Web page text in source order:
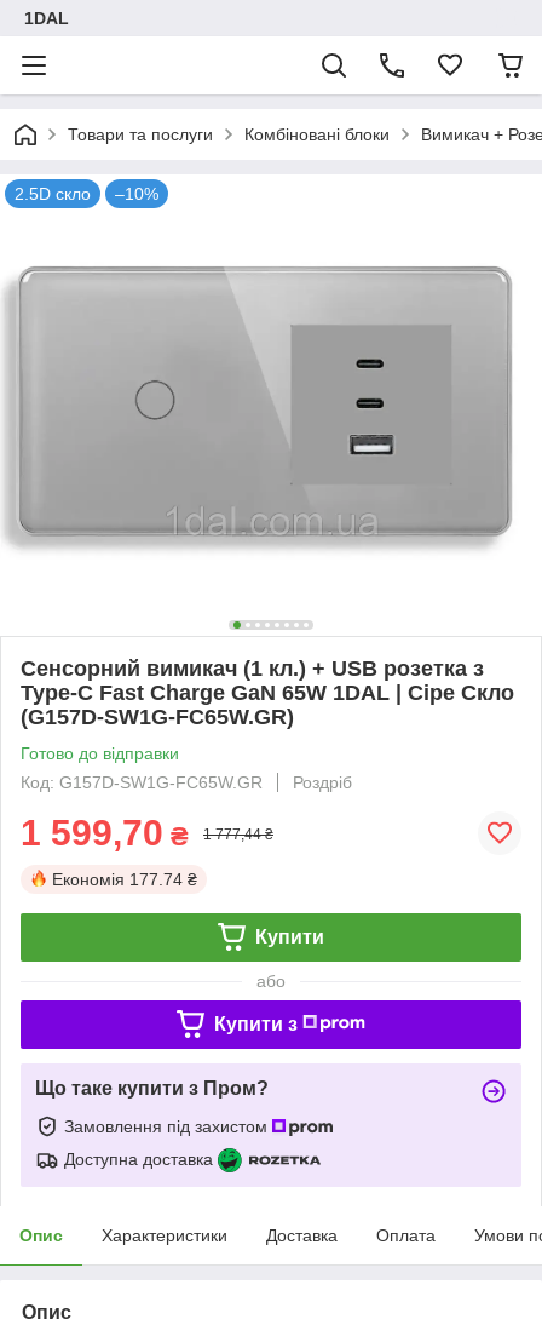
1DAL
Товари та послуги Комбіновані блоки Вимикач +
2.5D скло –10%
Сенсорний вимикач (1 кл.) + USB розетка з
Type-C Fast Charge GaN 65W 1DAL | Сіре Скло
(G157D-SW1G-FC65W.GR)
Готово до відправки
Код: G157D-SW1G-FC65W.GR
Роздріб
1 599,70 ₴ 1 777,44 ₴
Економія 177.74 ₴
Купити
або
Купити з
Що таке купити з Пром?
Замовлення під захистом
Доступна доставка
Опис Характеристики Доставка Оплата Умови
Опис